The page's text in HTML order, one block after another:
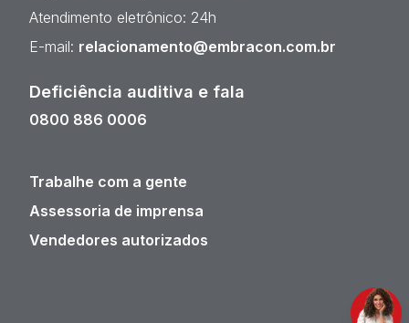
Atendimento eletrônico: 24h
E-mail: relacionamento@embracon.com.br
Deficiência auditiva e fala
0800 886 0006
Trabalhe com a gente
Assessoria de imprensa
Vendedores autorizados